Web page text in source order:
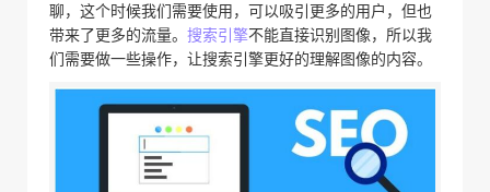
聊，这个时候我们需要使用，可以吸引更多的用户，但也
带来了更多的流量。 搜索引擎不能直接识别图像，所以我
们需要做一些操作，让搜索引擎更好的理解图像的内容。